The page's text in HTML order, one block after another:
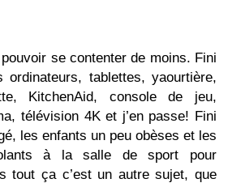
se contenter de moins. Fini
tablettes, yaourtière,
KitchenAid, console de jeu,
télévision 4K et j’en passe! Fini
les enfants un peu obèses et les
à la salle de sport pour
tout ça c’est un autre sujet, que